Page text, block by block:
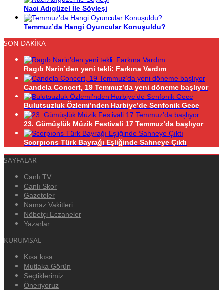
Naci Adıgüzel İle Söyleşi
Temmuz’da Hangi Oyuncular Konuşuldu?
SON DAKİKA
Ragıb Narin’den yeni tekli: Farkına Vardım
Candela Concert, 19 Temmuz’da yeni döneme başlıyor
Bulutsuzluk Özlemi’nden Harbiye’de Senfonik Gece
23. Gümüşlük Müzik Festivali 17 Temmuz’da başlıyor
Scorpıons Türk Bayrağı Eşliğinde Sahneye Çıktı
SAYFALAR
Canlı TV
Canlı Skor
Gazeteler
Namaz Vakitleri
Nöbetçi Eczaneler
Yazarlar
KURUMSAL
Kısa kısa
Mutlaka Görün
Seçtiklerimiz
Öneriyoruz